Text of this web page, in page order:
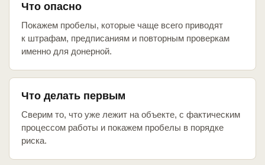
Что опасно
Покажем пробелы, которые чаще всего приводят
к штрафам, предписаниям и повторным проверкам
именно для донерной.
Что делать первым
Сверим то, что уже лежит на объекте, с фактическим
процессом работы и покажем пробелы в порядке
риска.